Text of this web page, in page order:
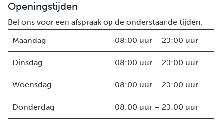
Openingstijden
Bel ons voor een afspraak op de onderstaande tijden.
Maandag
08:00 uur – 20:00 uur
Dinsdag 08:00 uur – 20:00 uur
Woensdag 08:00 uur – 20:00 uur
Donderdag 08:00 uur – 20:00 uur